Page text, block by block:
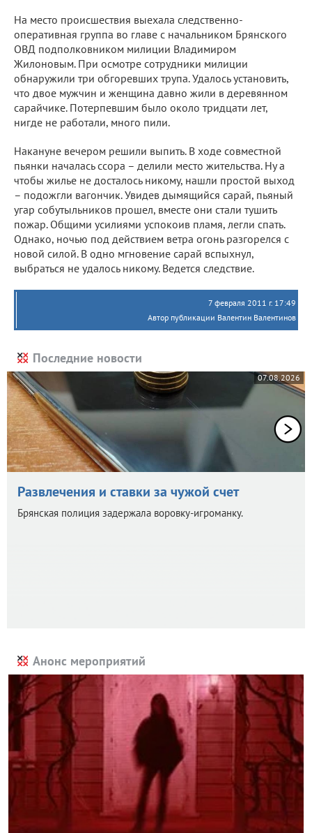
На место происшествия выехала следственно-
оперативная группа во главе с начальником Брянского
ОВД подполковником милиции Владимиром
Жилоновым. При осмотре сотрудники милиции
обнаружили три обгоревших трупа. Удалось установить,
что двое мужчин и женщина давно жили в деревянном
сарайчике. Потерпевшим было около тридцати лет,
нигде не работали, много пили.
Накануне вечером решили выпить. В ходе совместной
пьянки началась ссора – делили место жительства. Ну а
чтобы жилье не досталось никому, нашли простой выход
– подожгли вагончик. Увидев дымящийся сарай, пьяный
угар собутыльников прошел, вместе они стали тушить
пожар. Общими усилиями успокоив пламя, легли спать.
Однако, ночью под действием ветра огонь разгорелся с
новой силой. В одно мгновение сарай вспыхнул,
выбраться не удалось никому. Ведется следствие.
7 февраля 2011 г. 17:49
Автор публикации Валентин Валентинов
Последние новости
07.08.2026
Развлечения и ставки за чужой счет
Брянская полиция задержала воровку-игроманку.
Анонс мероприятий